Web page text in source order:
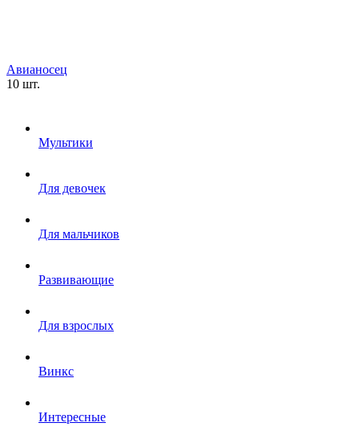
Авианосец
10 шт.
Мультики
Для девочек
Для мальчиков
Развивающие
Для взрослых
Винкс
Интересные